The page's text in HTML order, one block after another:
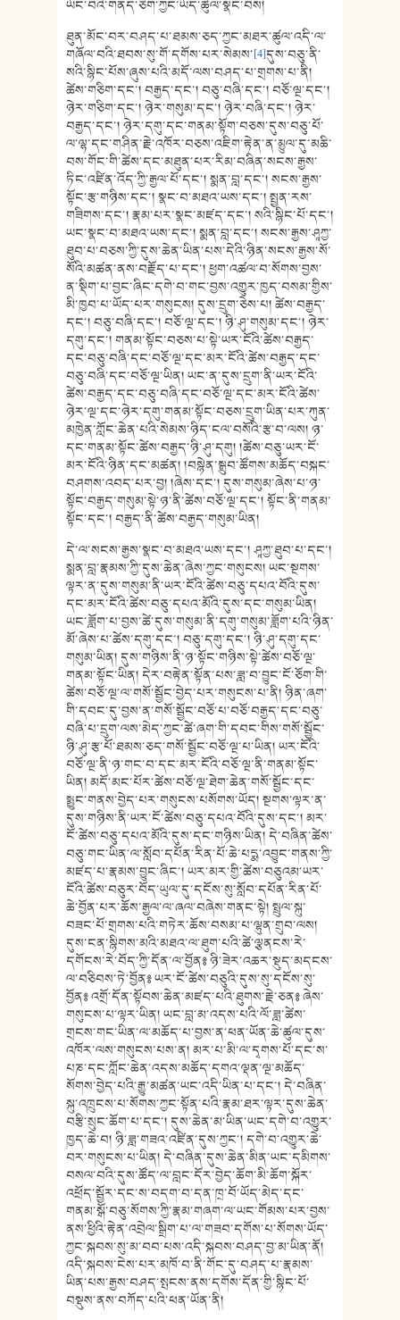
ཡོང་བའི་གནད་ཅིག་ཀྱང་ཡོད་ཚུལ་སྣང་བས།
ཐུན་མོང་བར་བཤད་པ་ཐམས་ཅད་ཀྱང་མཐར་ཚུལ་འདི་ལ་
གཞོལ་བའི་ཐབས་སུ་གོ་དགོས་པར་སེམས་[4]དུས་བཅུ་ནི་
སའི་སྙིང་པོས་ཞུས་པའི་མདོ་ལས་བཤད་པ་གྲགས་པ་ནི།
ཚེས་གཅིག་དང་། བརྒྱད་དང་། བཅུ་བཞི་དང་། བཅོ་ལྔ་དང་།
ཉེར་གཅིག་དང་། ཉེར་གསུམ་དང་། ཉེར་བཞི་དང་། ཉེར་
བརྒྱད་དང་། ཉེར་དགུ་དང་གནམ་སྟོག་བཅས་དུས་བཅུ་པོ་
ལ་ལྷ་དང་གཤིན་རྗེ་འཁོར་བཅས་འཇིག་རྟེན་ན་མྱུལ་དུ་མཆི་
བས་གོང་གི་ཚེས་དང་མཐུན་པར་རིམ་བཞིན་སངས་རྒྱས་
ཏིང་འཛིན་འོད་ཀྱི་རྒྱལ་པོ་དང་། སྨན་བླ་དང་། སངས་རྒྱས་
སྟོང་རྩ་གཉིས་དང་། སྣང་བ་མཐའ་ཡས་དང་། སྤྱན་རས་
གཟིགས་དང་། རྣམ་པར་སྣང་མཛད་དང་། སའི་སྙིང་པོ་དང་།
ཡང་སྣང་བ་མཐའ་ཡས་དང་། སྨན་བླ་དང་། སངས་རྒྱས་ཤཱཀྱ་
ཐུབ་པ་བཅས་ཀྱི་དུས་ཆེན་ཡིན་པས་དེའི་ཉིན་སངས་རྒྱས་སོ་
སོའི་མཚན་ནས་བརྗོད་པ་དང་། ཕྱག་འཚལ་བ་སོགས་བྱས་
ན་སྡིག་པ་བྱང་ཞིང་དགེ་བ་གང་བྱས་འགྱུར་ཁྱད་བསམ་གྱིས་
མི་ཁྱབ་པ་ཡོད་པར་གསུངས། དུས་དྲུག་ཅེས་པ། ཚེས་བརྒྱད་
དང་། བཅུ་བཞི་དང་། བཅོ་ལྔ་དང་། ཉི་ཤུ་གསུམ་དང་། ཉེར་
དགུ་དང་། གནམ་སྟོང་བཅས་པ་སྟེ་ཡར་ངོའི་ཚེས་བརྒྱད་
དང་བཅུ་བཞི་དང་བཅོ་ལྔ་དང་མར་ངོའི་ཚེས་བརྒྱད་དང་
བཅུ་བཞི་དང་བཅོ་ལྔ་ཡིན། ཡང་ན་དུས་དྲུག་ནི་ཡར་ངོའི་
ཚེས་བརྒྱད་དང་བཅུ་བཞི་དང་བཅོ་ལྔ་དང་མར་ངོའི་ཚེས་
ཉེར་ལྔ་དང་ཉེར་དགུ་གནམ་སྟོང་བཅས་དྲུག་ཡིན་པར་ཀུན་
མཁྱེན་ཀློང་ཆེན་པའི་སེམས་ཉིད་ངལ་བསོའི་རྩ་བ་ལས། ཉ་
དང་གནམ་སྟོང་ཚེས་བརྒྱད་ཉི་ཤུ་དགུ། །ཚེས་བཅུ་ཡར་ངོ་
མར་ངོའི་ཉིན་དང་མཚན། །བསྙེན་སྒྲུབ་ཚོགས་མཆོད་བསྐང་
བཤགས་འབད་པར་བྱ། །ཞེས་དང་། དུས་གསུམ་ཞེས་པ་ཉ་
སྟོང་བརྒྱད་གསུམ་སྟེ་ཉ་ནི་ཚེས་བཅོ་ལྔ་དང་། སྟོང་ནི་གནམ་
སྟོང་དང་། བརྒྱད་ནི་ཚེས་བརྒྱད་གསུམ་ཡིན།
དེ་ལ་སངས་རྒྱས་སྣང་བ་མཐའ་ཡས་དང་། ཤཱཀྱ་ཐུབ་པ་དང་།
སྨན་བླ་རྣམས་ཀྱི་དུས་ཆེན་ཞེས་ཀྱང་གསུངས། ཡང་སྔགས་
ལྟར་ན་དུས་གསུམ་ནི་ཡར་ངོའི་ཚེས་བཅུ་དཔའ་བོའི་དུས་
དང་མར་ངོའི་ཚེས་བཅུ་དཔའ་མོའི་དུས་དང་གསུམ་ཡིན།
ཡང་ཟློག་པ་བྱས་ཚེ་དུས་གསུམ་ནི་དགུ་གསུམ་ཟློག་པའི་ཉིན་
མོ་ཞེས་པ་ཚེས་དགུ་དང་། བཅུ་དགུ་དང་། ཉི་ཤུ་དགུ་དང་
གསུམ་ཡིན། དུས་གཉིས་ནི་ཉ་སྟོང་གཉིས་སྟེ་ཚེས་བཅོ་ལྔ་
གནམ་སྟོང་ཡིན། དེར་བརྟེན་སྟོན་པས་ཟླ་བ་བྱུང་ངོ་ཅོག་གི་
ཚེས་བཅོ་ལྔ་ལ་གསོ་སྦྱོང་བྱེད་པར་གསུངས་པ་ནི། ཉིན་ཞག་
གི་དབང་དུ་བྱས་ན་གསོ་སྦྱོང་བཅོ་པ་བཅོ་བརྒྱད་དང་བཅུ་
བཞི་པ་དྲུག་ལས་མེད་ཀྱང་ཚེ་ཞག་གི་དབང་གིས་གསོ་སྦྱོང་
ཉི་ཤུ་རྩ་པོ་ཐམས་ཅད་གསོ་སྦྱོང་བཅོ་ལྔ་པ་ཡིན། ཡར་ངོའི་
བཅོ་ལྔ་ནི་ཉ་གང་བ་དང་མར་ངོའི་བཅོ་ལྔ་ནི་གནམ་སྟོང་
ཡིན། མདོ་མང་པོར་ཚེས་བཅོ་ལྔ་ཐེག་ཆེན་གསོ་སྦྱོང་དང་
སྨྱུང་གནས་བྱེད་པར་གསུངས་པསོགས་ཡོད། སྔགས་ལྟར་ན་
དུས་གཉིས་ནི་ཡར་ངོ་ཚེས་བཅུ་དཔའ་བོའི་དུས་དང་། མར་
ངོ་ཚེས་བཅུ་དཔའ་མོའི་དུས་དང་གཉིས་ཡིན། དེ་བཞིན་ཚེས་
བཅུ་གང་ཡིན་ལ་སློབ་དཔོན་རིན་པོ་ཆེ་པདྨ་འབྱུང་གནས་ཀྱི་
མཛད་པ་རྣམས་བྱུང་ཞིང་། ཡར་མར་གྱི་ཚེས་བཅུའམ་ཡར་
ངོའི་ཚེས་བཅུར་བོད་ཡུལ་དུ་དངོས་སུ་སློབ་དཔོན་རིན་པོ་
ཆེ་བྱོན་པར་ཆོས་རྒྱལ་ལ་ཞལ་བཞེས་གནང་སྟེ། སྤྲུལ་སྐུ་
བཟང་པོ་གྲགས་པའི་གཏེར་ཆོས་བསམ་པ་ལྷུན་གྲུབ་ལས།
དུས་ངན་སྙིགས་མའི་མཐའ་ལ་ཐུག་པའི་ཚེ་ལྕནངས་རེ་
དགོངས་རེ་བོད་ཀྱི་དོན་ལ་བྱོན༔ ཉི་ཟེར་འཆར་སྡུད་མདངས་
ལ་བཅིབས་ཏེ་བྱོན༔ ཡར་ངོ་ཚེས་བཅུའི་དུས་སུ་དངོས་སུ་
བྱོན༔ འགྲོ་དོན་སྟོབས་ཆེན་མཛད་པའི་ཐུགས་རྗེ་ཅན༔ ཞེས་
གསུངས་པ་ལྟར་ཡིན། ཡང་བླ་མ་འདས་པའི་ལོ་ཟླ་ཚེས་
གྲངས་གང་ཡིན་ལ་མཆོད་པ་བྱས་ན་ཕན་ཡོན་ཆེ་ཚུལ་དུས་
འཁོར་ལས་གསུངས་པས་ན། མར་པ་མི་ལ་དྭགས་པོ་དང་ས་
པཎ་དང་ཀློང་ཆེན་འདས་མཆོད་དགའ་ལྡན་ལྔ་མཆོད་
སོགས་བྱེད་པའི་རྒྱུ་མཚན་ཡང་འདི་ཡིན་པ་དང་། དེ་བཞིན་
སྐུ་འཁྲུངས་པ་སོགས་ཀྱང་སྟོན་པའི་རྣམ་ཐར་ལྟར་དུས་ཆེན་
བརྩི་སྲུང་ཆོག་པ་དང་། དུས་ཆེན་མ་ཡིན་ཡང་དགེ་བ་འགྱུར་
ཁྱད་ཆེ་བ། ཉི་ཟླ་གཟའ་འཛིན་དུས་ཀྱང་། དགེ་བ་འགྱུར་ཆེ་
བར་གསུངས་པ་ཡིན། དེ་བཞིན་དུས་ཆེན་མིན་ཡང་དམིགས་
བསལ་བའི་དུས་ཚོད་ལ་བླང་དོར་བྱེད་ཆོག་མི་ཆོག་སྐོར་
འཕྲོད་སྦྱོར་དང་ས་བདག་བ་དན་ཁྲ་བོ་ཡོད་མེད་དང་
གནམ་སྒོ་བཅུ་སོགས་ཀྱི་རྣམ་གཞག་ལ་ཡང་གོམས་པར་བྱས་
ནས་ཕྱིའི་རྟེན་འབྲེལ་སྒྲིག་པ་ལ་གཟབ་དགོས་པ་སོགས་ཡོད་
ཀྱང་སྐབས་སུ་མ་བབ་པས་འདི་སྐབས་བཤད་བྱ་མ་ཡིན་ནོ།
འདི་སྐབས་ངེས་པར་མཁོ་བ་ནི་གོང་དུ་བཤད་པ་རྣམས་
ཡིན་པས་རྒྱས་བཤད་སྤངས་ནས་དགོས་དོན་གྱི་སྙིང་པོ་
བསྡུས་ནས་བཀོད་པའི་ཕན་ཡོན་ནི།